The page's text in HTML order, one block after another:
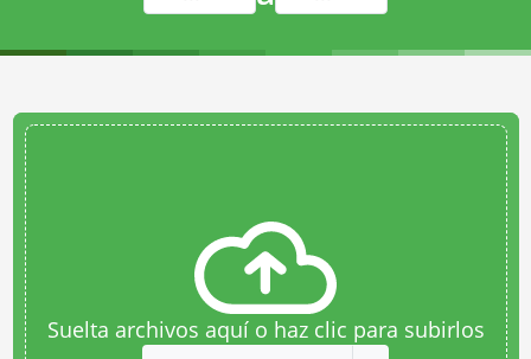
Suelta archivos aquí o haz clic para subirlos